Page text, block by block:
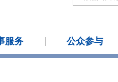
服务 公众参与